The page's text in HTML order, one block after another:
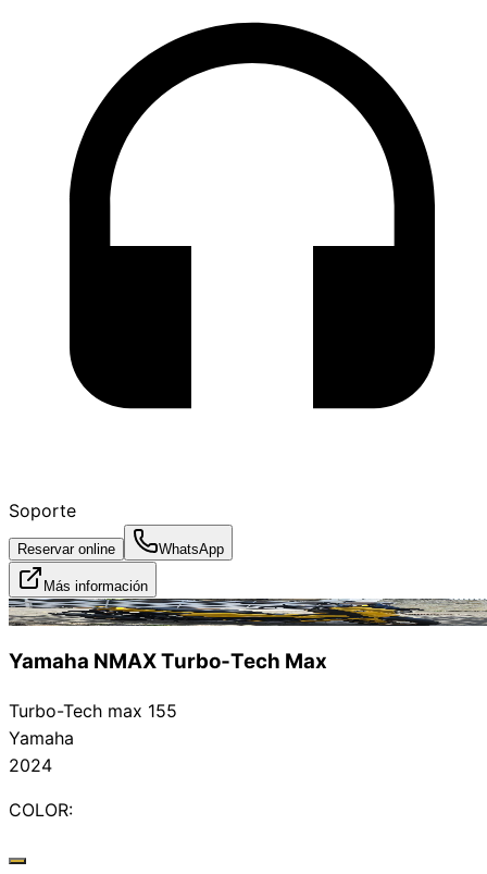
Soporte
Reservar online WhatsApp
Más información
Alquilado
Yamaha NMAX Turbo‑Tech Max
Turbo-Tech max 155
Yamaha
2024
COLOR: